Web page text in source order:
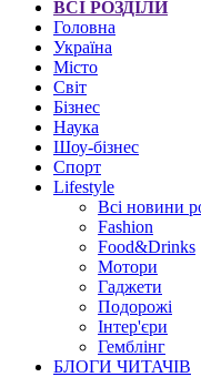
ВСІ РОЗДІЛИ
Головна
Україна
Місто
Світ
Бізнес
Наука
Шоу-бізнес
Спорт
Lifestyle
Всі новини
Fashion
Food&Drinks
Мотори
Гаджети
Подорожі
Інтер'єри
Гемблінг
БЛОГИ ЧИТАЧІВ